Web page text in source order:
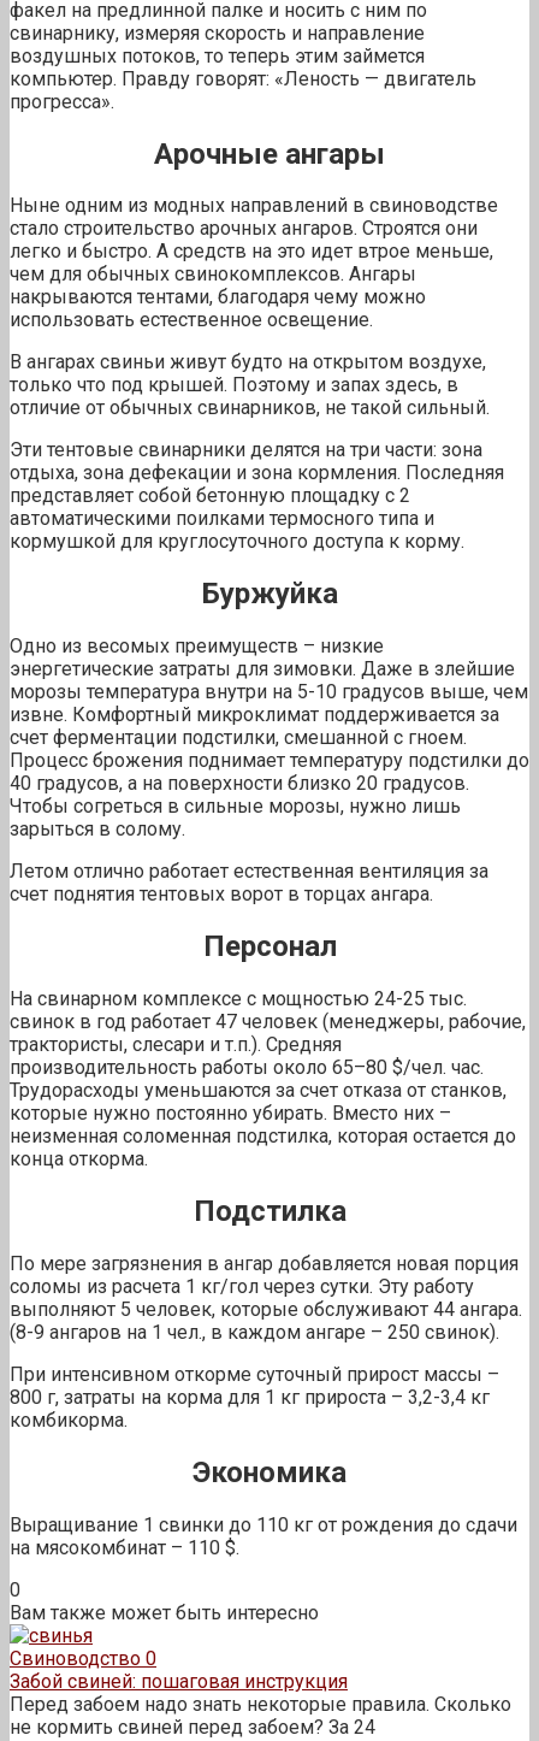
факел на предлинной палке и носить с ним по
свинарнику, измеряя скорость и направление
воздушных потоков, то теперь этим займется
компьютер. Правду говорят: «Леность — двигатель
прогресса».
Арочные ангары
Ныне одним из модных направлений в свиноводстве
стало строительство арочных ангаров. Строятся они
легко и быстро. А средств на это идет втрое меньше,
чем для обычных свинокомплексов. Ангары
накрываются тентами, благодаря чему можно
использовать естественное освещение.
В ангарах свиньи живут будто на открытом воздухе,
только что под крышей. Поэтому и запах здесь, в
отличие от обычных свинарников, не такой сильный.
Эти тентовые свинарники делятся на три части: зона
отдыха, зона дефекации и зона кормления. Последняя
представляет собой бетонную площадку с 2
автоматическими поилками термосного типа и
кормушкой для круглосуточного доступа к корму.
Буржуйка
Одно из весомых преимуществ – низкие
энергетические затраты для зимовки. Даже в злейшие
морозы температура внутри на 5-10 градусов выше, чем
извне. Комфортный микроклимат поддерживается за
счет ферментации подстилки, смешанной с гноем.
Процесс брожения поднимает температуру подстилки до
40 градусов, а на поверхности близко 20 градусов.
Чтобы согреться в сильные морозы, нужно лишь
зарыться в солому.
Летом отлично работает естественная вентиляция за
счет поднятия тентовых ворот в торцах ангара.
Персонал
На свинарном комплексе с мощностью 24-25 тыс.
свинок в год работает 47 человек (менеджеры, рабочие,
трактористы, слесари и т.п.). Средняя
производительность работы около 65–80 $/чел. час.
Трудорасходы уменьшаются за счет отказа от станков,
которые нужно постоянно убирать. Вместо них –
неизменная соломенная подстилка, которая остается до
конца откорма.
Подстилка
По мере загрязнения в ангар добавляется новая порция
соломы из расчета 1 кг/гол через сутки. Эту работу
выполняют 5 человек, которые обслуживают 44 ангара.
(8-9 ангаров на 1 чел., в каждом ангаре – 250 свинок).
При интенсивном откорме суточный прирост массы –
800 г, затраты на корма для 1 кг прироста – 3,2-3,4 кг
комбикорма.
Экономика
Выращивание 1 свинки до 110 кг от рождения до сдачи
на мясокомбинат – 110 $.
0
Вам также может быть интересно
Свиноводство 0
Забой свиней: пошаговая инструкция
Перед забоем надо знать некоторые правила. Сколько
не кормить свиней перед забоем? За 24